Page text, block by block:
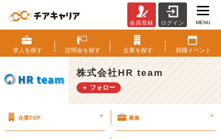
明
会・
セ
ミ
ナ
ー
加
会員登録 ログイン MENU
求人を探す 説明会を探す 企業を探す 就職イベント
株式会社HR team
＋ フォロー
企業TOP > 募集 >